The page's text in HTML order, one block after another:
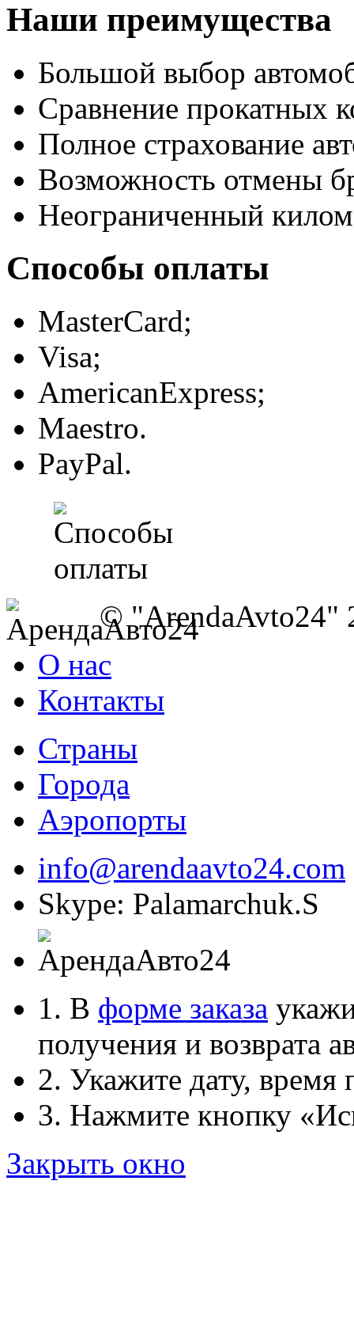
Наши преимущества
Большой выбор
Сравнение прокатных
Полное страхование
Возможность отмены
Неограниченный
Способы оплаты
MasterCard;
Visa;
AmericanExpress;
Maestro.
PayPal.
© "ArendaAvto24"
О нас
Контакты
Страны
Города
Аэропорты
info@arendaavto24.com
Skype: Palamarchuk.S
1. В форме заказа
получения и возврата
2. Укажите дату, время
3. Нажмите кнопку
Закрыть окно